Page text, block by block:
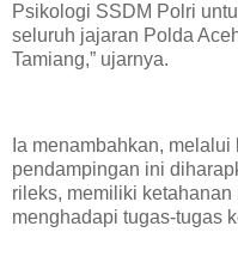
Psikologi SSDM Polri
seluruh jajaran Polda
Tamiang,” ujarnya.
Ia menambahkan,
pendampingan ini
rileks, memiliki
menghadapi tugas-tugas